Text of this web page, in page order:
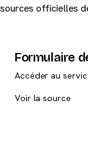
sources officielles
Formulaire
Accéder au
Voir la source